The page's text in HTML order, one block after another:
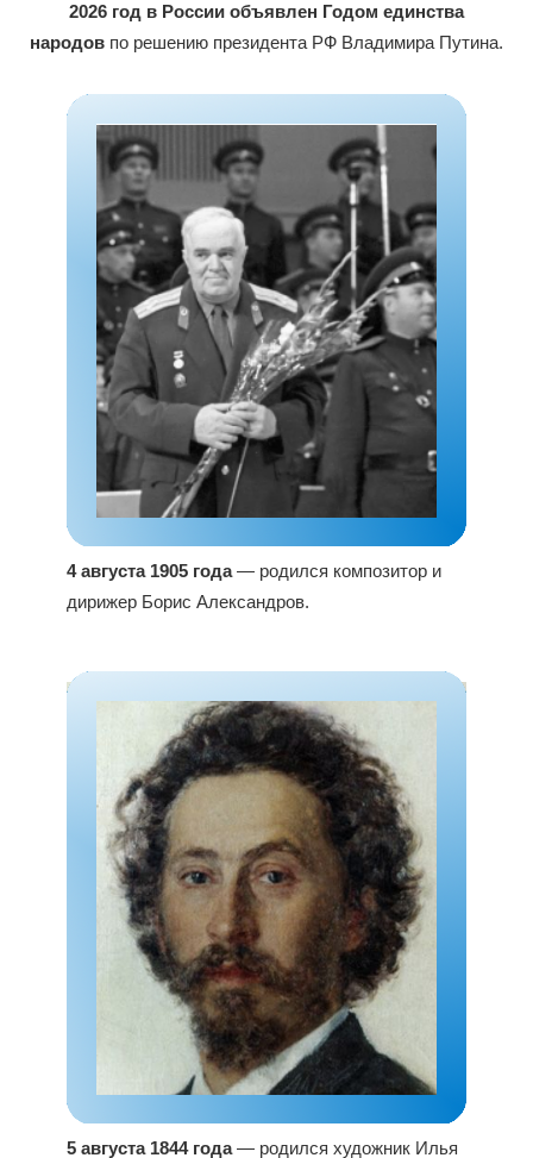
2026 год в России объявлен Годом единства
народов по решению президента РФ Владимира Путина.
4 августа 1905 года— родился композитор и
дирижер Борис Александров.
5 августа 1844 года— родился художник Илья